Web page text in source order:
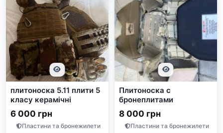
плитоноска 5.11 плити 5
класу керамічні
6 000 грн
Пластини та бронежилети
Плитоноска с
бронеплитами
8 000 грн
Пластини та бронежилети